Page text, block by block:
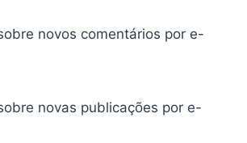
novos comentários por e-
novas publicações por e-